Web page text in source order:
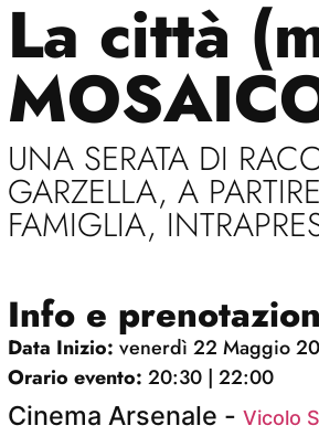
La città
UNA SERATA DI
GARZELLA, A
FAMIGLIA,
Info e
Data Inizio: venerdì 22 Maggio
Orario evento: 20:30 | 22:00
Cinema Arsenale - Vicolo